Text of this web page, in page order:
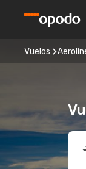
Vuelos